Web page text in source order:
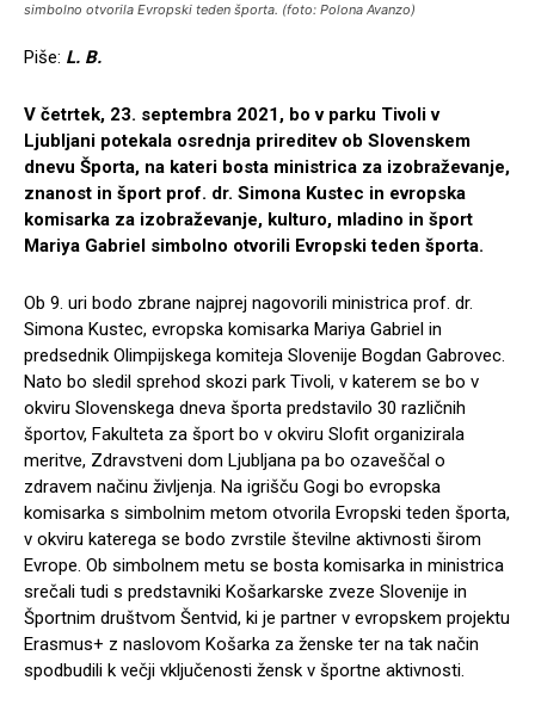
simbolno otvorila Evropski teden športa. (foto: Polona Avanzo)
Piše: L. B.
V četrtek, 23. septembra 2021, bo v parku Tivoli v
Ljubljani potekala osrednja prireditev ob Slovenskem
dnevu Športa, na kateri bosta ministrica za izobraževanje,
znanost in šport prof. dr. Simona Kustec in evropska
komisarka za izobraževanje, kulturo, mladino in šport
Mariya Gabriel simbolno otvorili Evropski teden športa.
Ob 9. uri bodo zbrane najprej nagovorili ministrica prof. dr.
Simona Kustec, evropska komisarka Mariya Gabriel in
predsednik Olimpijskega komiteja Slovenije Bogdan Gabrovec.
Nato bo sledil sprehod skozi park Tivoli, v katerem se bo v
okviru Slovenskega dneva športa predstavilo 30 različnih
športov, Fakulteta za šport bo v okviru Slofit organizirala
meritve, Zdravstveni dom Ljubljana pa bo ozaveščal o
zdravem načinu življenja. Na igrišču Gogi bo evropska
komisarka s simbolnim metom otvorila Evropski teden športa,
v okviru katerega se bodo zvrstile številne aktivnosti širom
Evrope. Ob simbolnem metu se bosta komisarka in ministrica
srečali tudi s predstavniki Košarkarske zveze Slovenije in
Športnim društvom Šentvid, ki je partner v evropskem projektu
Erasmus+ z naslovom Košarka za ženske ter na tak način
spodbudili k večji vključenosti žensk v športne aktivnosti.